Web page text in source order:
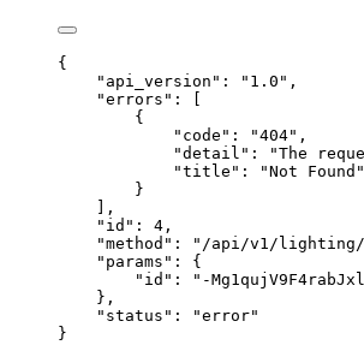
{
"api_version" : " 1.0 " ,
"errors" : [
{
"code" : "404" ,
"detail" : "The
"title" : "Not Found "
}
],
"id" : 4 ,
"method" : " /api/v1/lighting/
"params" : {
"id" : " -
},
"status" : "error"
}